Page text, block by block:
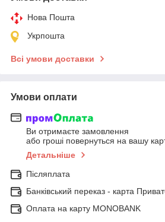
Нова Пошта
Укрпошта
Всі умови доставки
Умови оплати
Ви отримаєте замовлення
або гроші повернуться на вашу
Детальніше
Післяплата
Банківський переказ - карта
Оплата на карту MONOBANK